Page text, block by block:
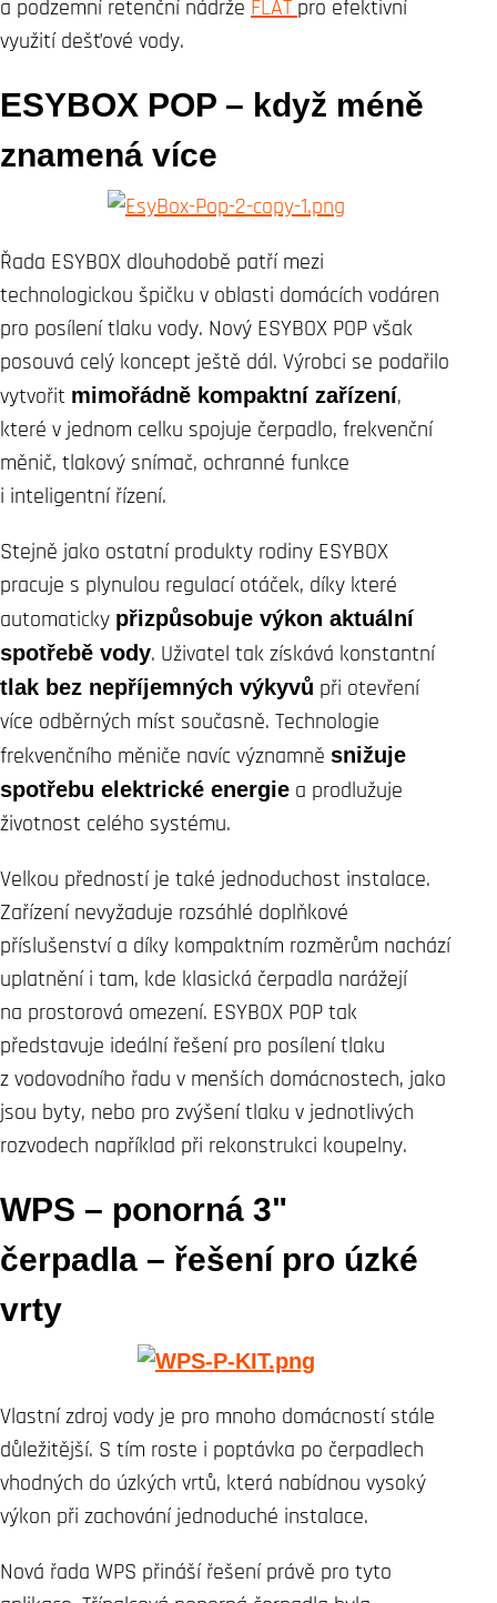
a podzemní retenční nádrže FLAT pro efektivní
využití dešťové vody.
ESYBOX POP – když méně
znamená více
Řada ESYBOX dlouhodobě patří mezi
technologickou špičku v oblasti domácích vodáren
pro posílení tlaku vody. Nový ESYBOX POP však
posouvá celý koncept ještě dál. Výrobci se podařilo
vytvořit mimořádně kompaktní zařízení,
které v jednom celku spojuje čerpadlo, frekvenční
měnič, tlakový snímač, ochranné funkce
i inteligentní řízení.
Stejně jako ostatní produkty rodiny ESYBOX
pracuje s plynulou regulací otáček, díky které
automaticky přizpůsobuje výkon aktuální
spotřebě vody. Uživatel tak získává konstantní
tlak bez nepříjemných výkyvů při otevření
více odběrných míst současně. Technologie
frekvenčního měniče navíc významně snižuje
spotřebu elektrické energie a prodlužuje
životnost celého systému.
Velkou předností je také jednoduchost instalace.
Zařízení nevyžaduje rozsáhlé doplňkové
příslušenství a díky kompaktním rozměrům nachází
uplatnění i tam, kde klasická čerpadla narážejí
na prostorová omezení. ESYBOX POP tak
představuje ideální řešení pro posílení tlaku
z vodovodního řadu v menších domácnostech, jako
jsou byty, nebo pro zvýšení tlaku v jednotlivých
rozvodech například při rekonstrukci koupelny.
WPS – ponorná 3"
čerpadla – řešení pro úzké
vrty
Vlastní zdroj vody je pro mnoho domácností stále
důležitější. S tím roste i poptávka po čerpadlech
vhodných do úzkých vrtů, která nabídnou vysoký
výkon při zachování jednoduché instalace.
Nová řada WPS přináší řešení právě pro tyto